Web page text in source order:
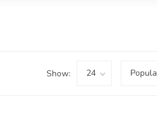
Show: